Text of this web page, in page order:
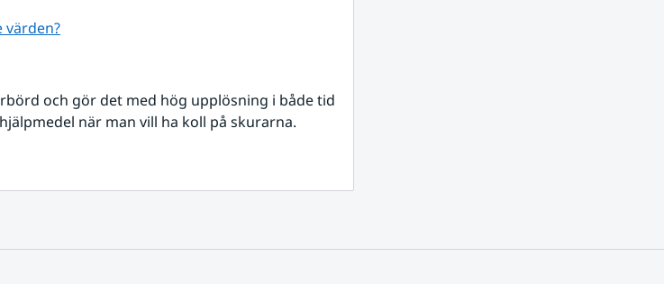
värden?
och gör det med hög upplösning i både tid
när man vill ha koll på skurarna.